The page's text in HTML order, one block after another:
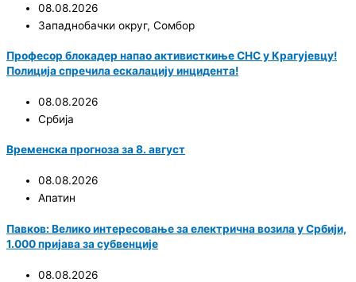
08.08.2026
Западнобачки округ, Сомбор
Професор блокадер напао активисткиње СНС у Крагујевцу!
Полиција спречила ескалацију инцидента!
08.08.2026
Србија
Временска прогноза за 8. август
08.08.2026
Апатин
Павков: Велико интересовање за електрична возила у Србији,
1.000 пријава за субвенције
08.08.2026